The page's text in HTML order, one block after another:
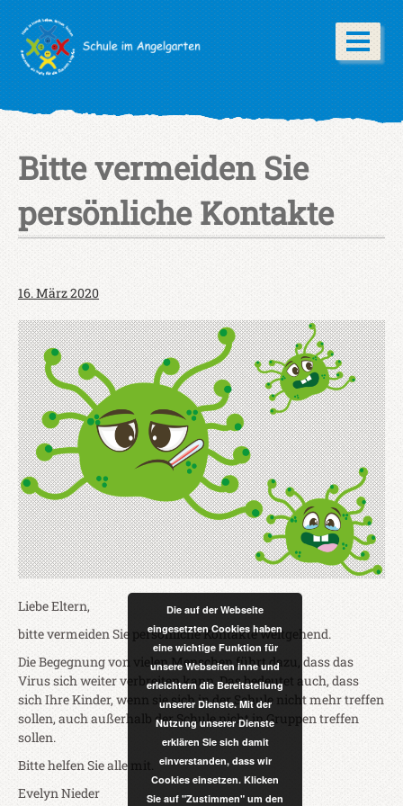
Bitte vermeiden Sie
persönliche Kontakte
16. März 2020
Liebe Eltern,
bitte vermeiden Sie persönliche Kontakte weitgehend.
Die Begegnung von vielen Menschen führt dazu, dass das
Virus sich weiter verbreiten kann. Das bedeutet auch, dass
sich Ihre Kinder, wenn sie sich in der Schule nicht mehr treffen
sollen, auch außerhalb der Schule nicht in Gruppen treffen
sollen.
Bitte helfen Sie alle mit.
Evelyn Nieder
Die auf der Webseite
eingesetzten Cookies haben
eine wichtige Funktion für
unsere Webseiten inne und
erleichtern die Bereitstellung
unserer Dienste. Mit der
Nutzung unserer Dienste
erklären Sie sich damit
einverstanden, dass wir
Cookies einsetzen. Klicken
Sie auf "Zustimmen" um den